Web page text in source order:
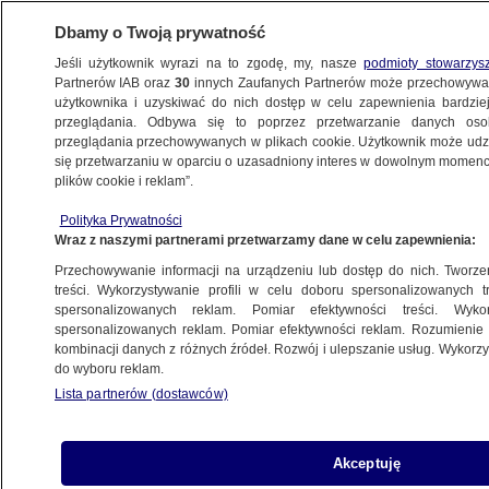
BIZNES
RYNKI
Wyższe raty zapłaci Siemoniak, Karpiński,
Wasiak
16.01.2015, 12:28
Udostępnij
Dbamy o Twoją prywatność
Jeśli użytkownik wyrazi na to zgodę, my, naszepodmioty
Partnerów IAB oraz30 innych Zaufanych Partnerów może
użytkownika i uzyskiwać do nich dostęp w celu zapewnienia
przeglądania. Odbywa się to poprzez przetwarzanie danych
przeglądania przechowywanych w plikach cookie. Użytkownik może
się przetwarzaniu w oparciu o uzasadniony interes w dowolnym
plików cookie i reklam”.
Polityka Prywatności
Wraz z naszymi partnerami przetwarzamy dane w celu zapewnienia:
Przechowywanie informacji na urządzeniu lub dostęp do nich.
treści. Wykorzystywanie profili w celu doboru spersonalizowanych
spersonalizowanych reklam. Pomiar efektywności treści.
spersonalizowanych reklam. Pomiar efektywności reklam.
kombinacji danych z różnych źródeł. Rozwój i ulepszanie usług.
do wyboru reklam.
Lista partnerów (dostawców)
Akceptuję